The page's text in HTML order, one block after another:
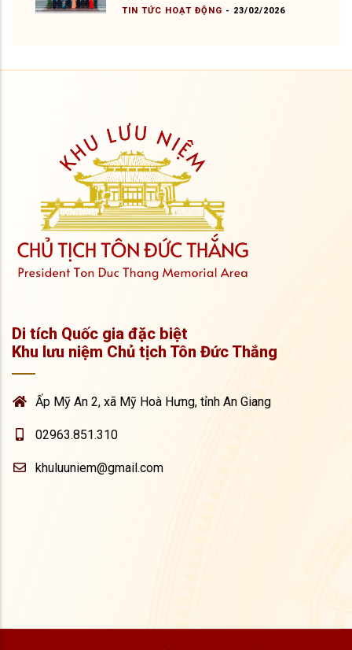
TIN TỨC HOẠT ĐỘNG - 23/02/2026
Di tích Quốc gia đặc biệt
Khu lưu niệm Chủ tịch Tôn Đức Thắng
Ấp Mỹ An 2, xã Mỹ Hoà Hưng, tỉnh An Giang
02963.851.310
khuluuniem@gmail.com